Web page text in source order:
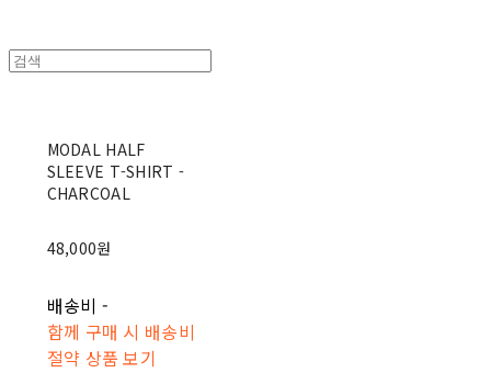
MODAL HALF
SLEEVE T-SHIRT -
CHARCOAL
48,000원
배송비 -
함께 구매 시 배송비
절약 상품 보기